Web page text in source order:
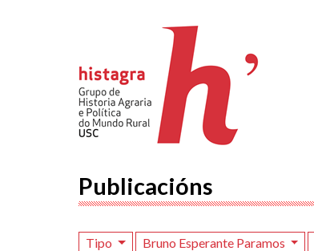
Publicacións
Tipo Bruno Esperante Paramos